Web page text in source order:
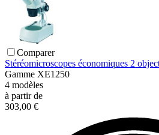
Comparer
Stéréomicroscopes économiques 2
Gamme XE1250
4 modèles
à partir de
303,00 €